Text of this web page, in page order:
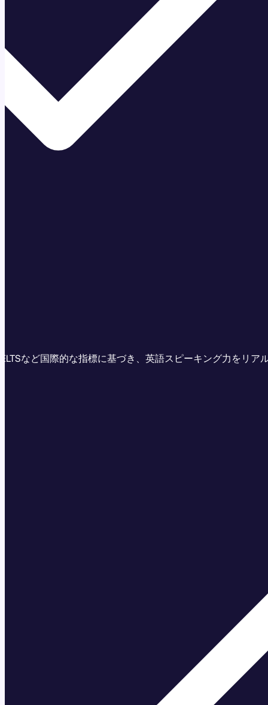
など国際的な指標に基づき、英語スピーキング力をリ